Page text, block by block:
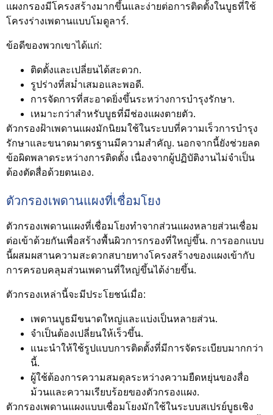
แผงกรองมีโครงสร้างมากขึ้นและง่ายต่อการติดตั้งในบูธที่ใช้
โครงร่างเพดานแบบโมดูลาร์.
ข้อดีของพวกเขาได้แก่:
ติดตั้งและเปลี่ยนได้สะดวก.
รูปร่างที่สม่ำเสมอและพอดี.
การจัดการที่สะอาดยิ่งขึ้นระหว่างการบำรุงรักษา.
เหมาะกว่าสำหรับบูธที่มีช่องแผงตายตัว.
ตัวกรองฝ้าเพดานแผงมักนิยมใช้ในระบบที่ความเร็วการบำรุง
รักษาและขนาดมาตรฐานมีความสำคัญ. นอกจากนี้ยังช่วยลด
ข้อผิดพลาดระหว่างการติดตั้ง เนื่องจากผู้ปฏิบัติงานไม่จำเป็น
ต้องตัดสื่อด้วยตนเอง.
ตัวกรองเพดานแผงที่เชื่อมโยง
ตัวกรองเพดานแผงที่เชื่อมโยงทำจากส่วนแผงหลายส่วนเชื่อม
ต่อเข้าด้วยกันเพื่อสร้างพื้นผิวการกรองที่ใหญ่ขึ้น. การออกแบบ
นี้ผสมผสานความสะดวกสบายทางโครงสร้างของแผงเข้ากับ
การครอบคลุมส่วนเพดานที่ใหญ่ขึ้นได้ง่ายขึ้น.
ตัวกรองเหล่านี้จะมีประโยชน์เมื่อ:
เพดานบูธมีขนาดใหญ่และแบ่งเป็นหลายส่วน.
จำเป็นต้องเปลี่ยนให้เร็วขึ้น.
แนะนำให้ใช้รูปแบบการติดตั้งที่มีการจัดระเบียบมากกว่า
นี้.
ผู้ใช้ต้องการความสมดุลระหว่างความยืดหยุ่นของสื่อ
ม้วนและความเรียบร้อยของตัวกรองแผง.
ตัวกรองเพดานแผงแบบเชื่อมโยงมักใช้ในระบบสเปรย์บูธเชิง